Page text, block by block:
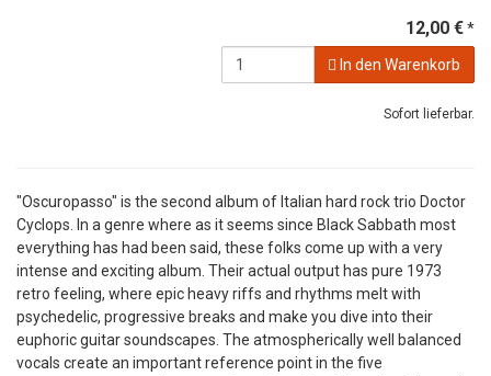
12,00 €*
In den Warenkorb
Sofort lieferbar.
"Oscuropasso" is the second album of Italian hard rock trio Doctor
Cyclops. In a genre where as it seems since Black Sabbath most
everything has had been said, these folks come up with a very
intense and exciting album. Their actual output has pure 1973
retro feeling, where epic heavy riffs and rhythms melt with
psychedelic, progressive breaks and make you dive into their
euphoric guitar soundscapes. The atmospherically well balanced
vocals create an important reference point in the five